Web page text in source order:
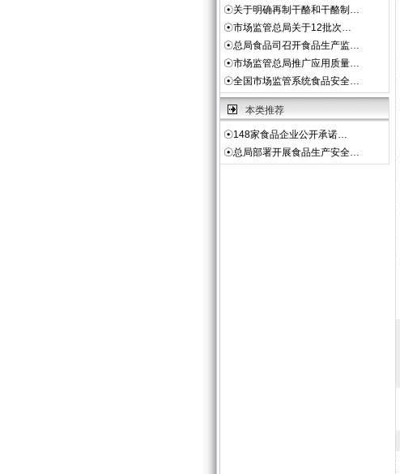
☉关于明确再制干酪和干酪制…
☉市场监管总局关于12批次…
☉总局食品司召开食品生产监…
☉市场监管总局推广应用质量…
☉全国市场监管系统食品安全…
本类推荐
☉148家食品企业公开承诺…
☉总局部署开展食品生产安全…